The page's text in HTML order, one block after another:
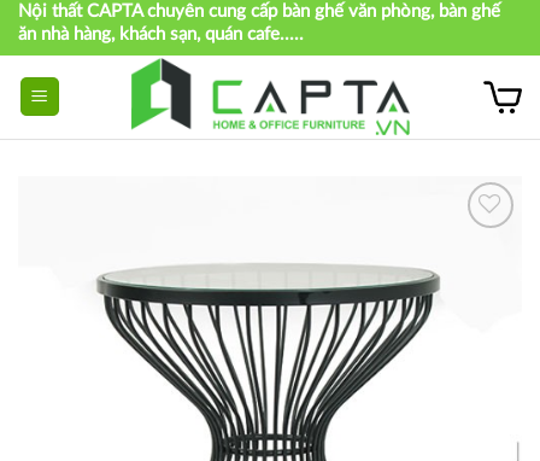
Skip
content
Nội thất CAPTA chuyên cung cấp bàn ghế văn phòng, bàn ghế
ăn nhà hàng, khách sạn, quán cafe.....